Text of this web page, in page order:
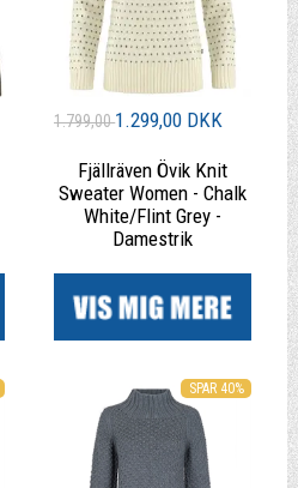
1.799,001.299,00 DKK
Fjällräven Övik Knit
Sweater Women - Chalk
White/Flint Grey -
Damestrik
SPAR 40%